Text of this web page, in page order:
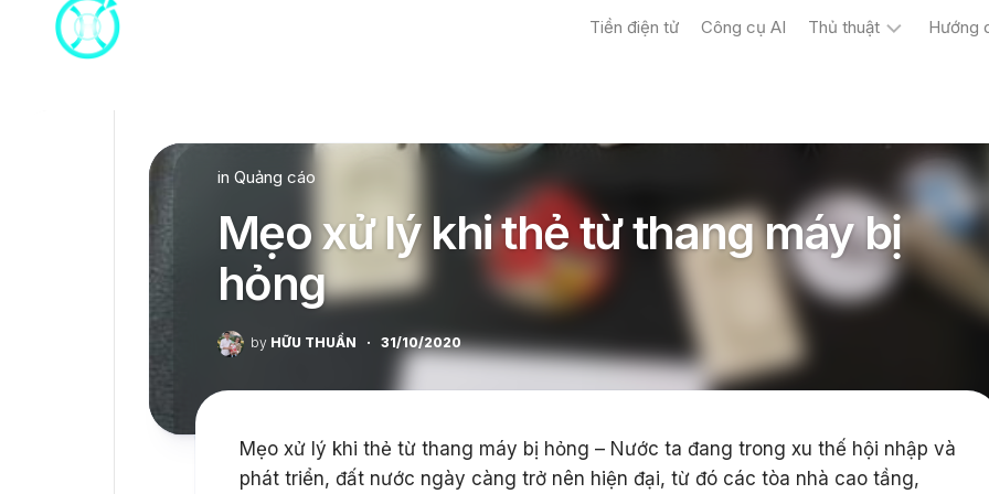
Tiền điện tử Công cụ AI Thủ thuật
thoại
Hướng
in Quảng cáo
Mẹo xử lý khi thẻ từ thang máy bị
hỏng
by HỮU THUẦN · 31/10/2020
Mẹo xử lý khi thẻ từ thang máy bị hỏng – Nước ta đang trong xu thế hội nhập và
phát triển, đất nước ngày càng trở nên hiện đại, từ đó các tòa nhà cao tầng,